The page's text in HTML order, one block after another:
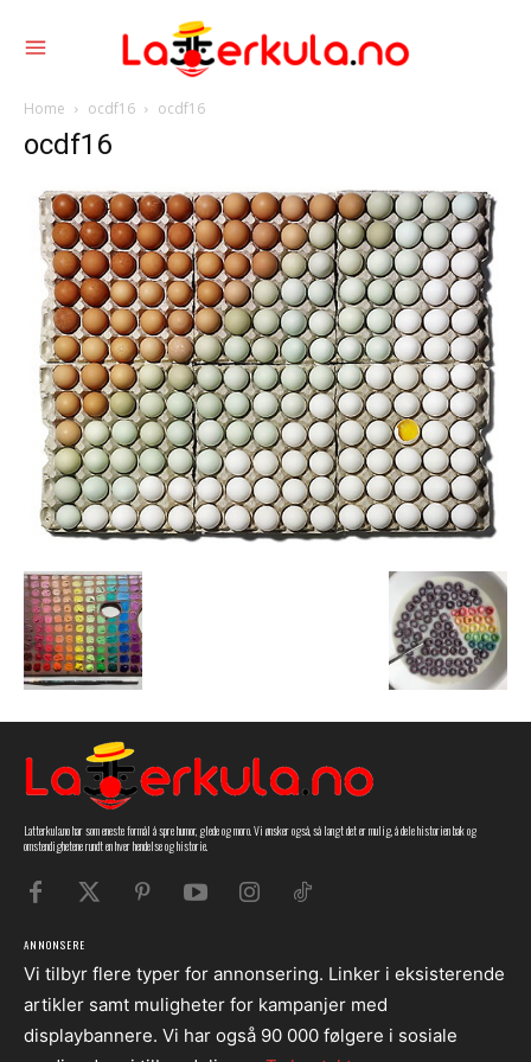
Home ocdf16 ocdf16
ocdf16
Latterkula.no har som eneste formål å spre humor, glede og moro. Vi ønsker også, så langt det er mulig, å dele historien bak og
omstendighetene rundt en hver hendelse og historie.
ANNONSERE
Vi tilbyr flere typer for annonsering. Linker i eksisterende
artikler samt muligheter for kampanjer med
displaybannere. Vi har også 90 000 følgere i sosiale